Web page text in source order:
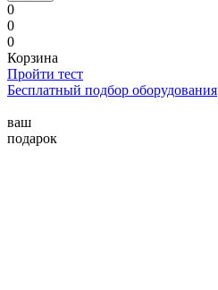
0
0
0
Корзина
Пройти тест
Бесплатный подбор оборудования
ваш
подарок